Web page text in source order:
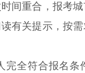
间重合，报考
有关提示，按
完全符合报名